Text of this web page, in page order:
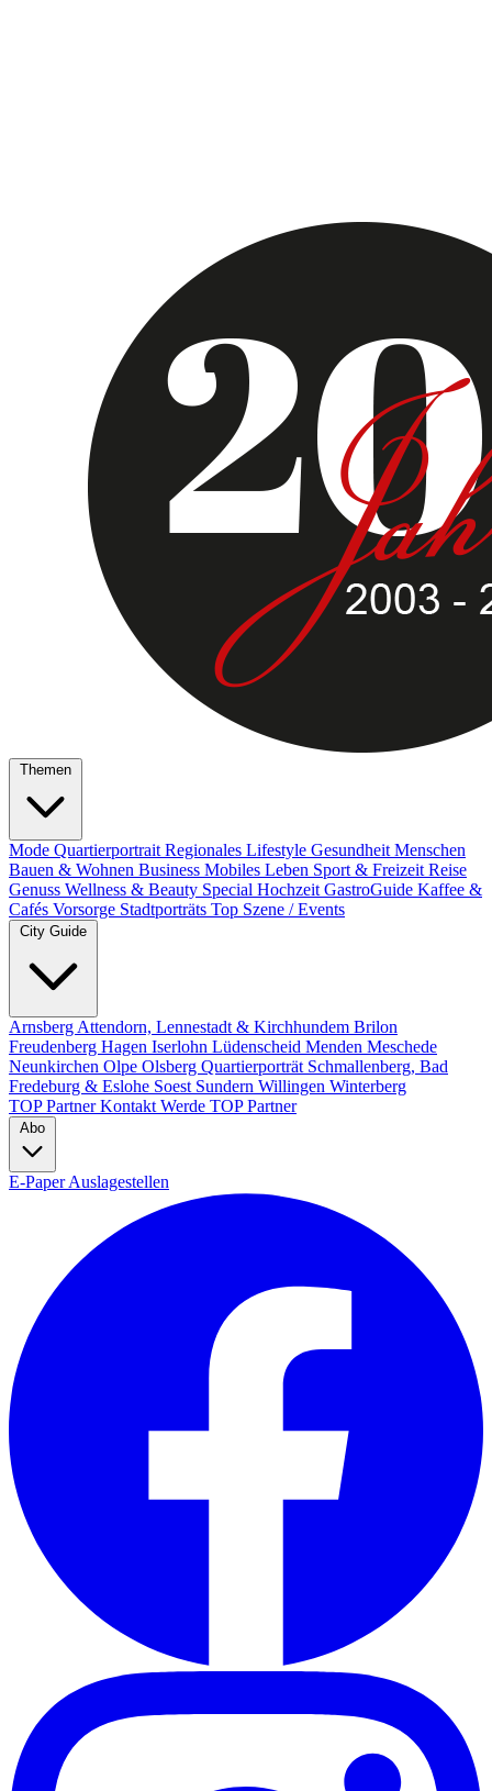
Themen
Mode Quartierportrait Regionales Lifestyle Gesundheit Menschen
Bauen & Wohnen Business Mobiles Leben Sport & Freizeit Reise
Genuss Wellness & Beauty Special Hochzeit GastroGuide Kaffee &
Cafés Vorsorge Stadtporträts Top Szene / Events
City Guide
Arnsberg Attendorn, Lennestadt & Kirchhundem Brilon
Freudenberg Hagen Iserlohn Lüdenscheid Menden Meschede
Neunkirchen Olpe Olsberg Quartierporträt Schmallenberg, Bad
Fredeburg & Eslohe Soest Sundern Willingen Winterberg
TOP PartnerKontakt Werde TOP Partner
Abo
E-PaperAuslagestellen